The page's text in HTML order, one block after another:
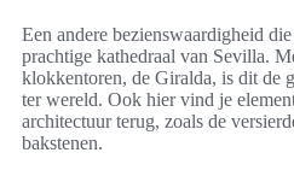
Een andere bezienswaardigheid
prachtige kathedraal van Sevilla.
klokkentoren, de Giralda, is dit de
ter wereld. Ook hier vind je
architectuur terug, zoals de
bakstenen.